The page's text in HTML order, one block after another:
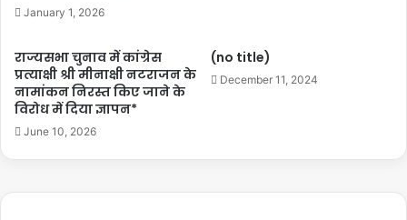
January 1, 2026
राज्यसभा चुनाव में कांग्रेस
प्रत्याक्षी श्री मीनाक्षी नटराजन के
नामांकन निरस्त किए जाने के
विरोध में दिया ज्ञापन*
June 10, 2026
(no title)
December 11, 2024